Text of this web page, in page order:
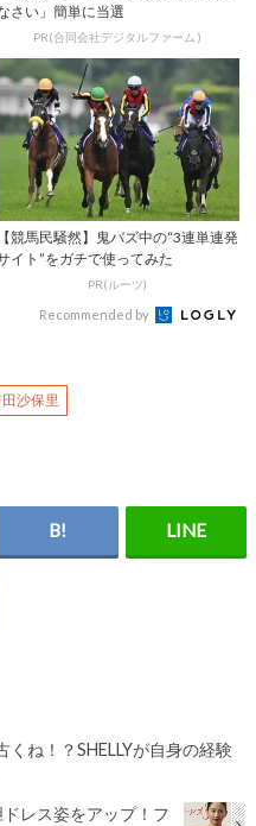
さい」簡単に当選
PR(合同会社デジタルファーム )
【競馬民騒然】鬼バズ中の“3連単連発
イト”をガチで使ってみた
PR(ルーツ)
Recommended by
沙保里
くね！？SHELLYが自身の経験
レス姿をアップ！フ